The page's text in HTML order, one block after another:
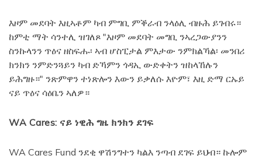
እዞም መደባት እዚኣቶም ካብ ምግቢ ምቕራብ ንላዕሊ ብዙሕ ይገብሩ።
ከምቲ ማት ሳንተሊ ዝገለጾ "እዞም መደባት መግቢ ንኣረጋውያንን
ስንኩላንን ጥዕና ዘስፍሑ፡ ኣብ ሆስፒታል ምእታው ንምክልኻል፡ መንበሪ
ክንክን ንምድንጓይን ካብ ድኻምን ጎዳኢ ውድቀትን ዝከላኸሉን
ይሕግዙ።" ንጽምዋን ተነጽሎን እውን ይቃለሱ እዮም፣ እዚ ድማ ርኡይ
ናይ ጥዕና ሳዕቤን ኣለዎ።
WA Cares: ናይ ነዊሕ ግዜ ክንክን ደገፍ
WA Cares Fund ንደቂ ዋሽንግተን ካልእ ንጣብ ደገፍ ይህብ። ኩሎም